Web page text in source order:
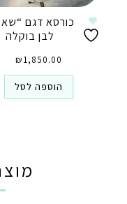
כורסא דגם
לבן בוקלה
₪1,850.00
הוספה לסל